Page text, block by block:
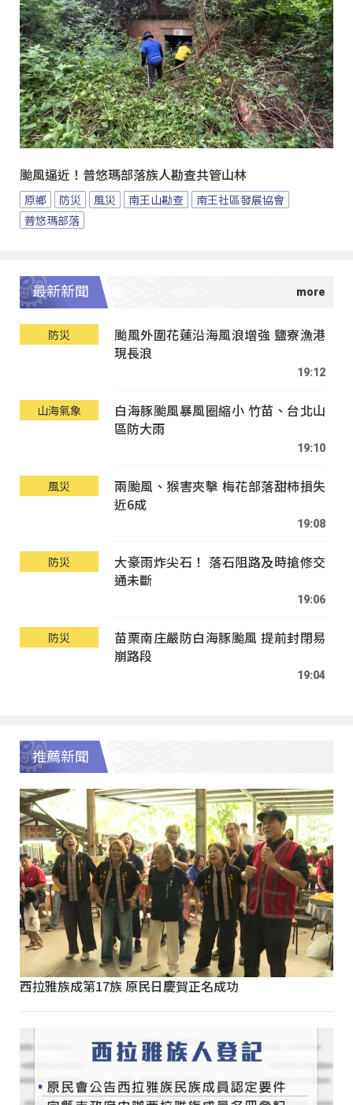
颱風逼近！普悠瑪部落族人勘查共管山林
原鄉 防災 風災 南王山勘查
南王社區發展協會
普悠瑪部落
最新新聞
防災
颱風外圍花蓮沿海風浪增強 鹽寮漁港
現長浪
19:12
山海氣象
白海豚颱風暴風圈縮小 竹苗、台北山
區防大雨
19:10
風災
兩颱風、猴害夾擊 梅花部落甜柿損失
近6成
19:08
防災
大豪雨炸尖石！ 落石阻路及時搶修交
通未斷
19:06
防災
苗栗南庄嚴防白海豚颱風 提前封閉易
崩路段
19:04
推薦新聞
西拉雅族成第17族 原民日慶賀正名成功